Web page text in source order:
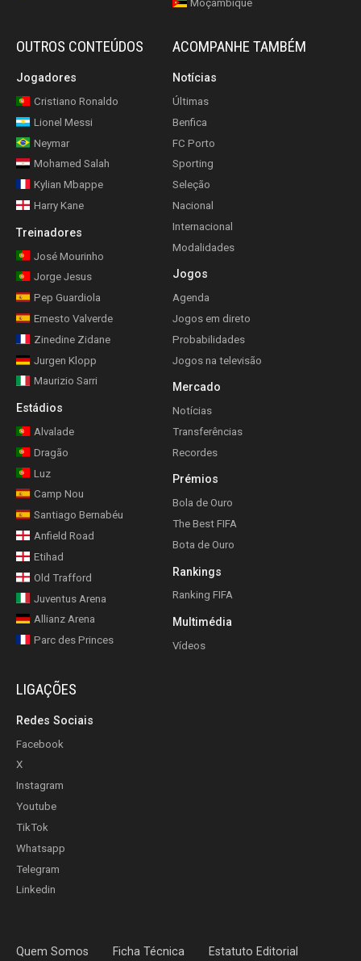
Moçambique
OUTROS CONTEÚDOS
Jogadores
Cristiano Ronaldo
Lionel Messi
Neymar
Mohamed Salah
Kylian Mbappe
Harry Kane
Treinadores
José Mourinho
Jorge Jesus
Pep Guardiola
Ernesto Valverde
Zinedine Zidane
Jurgen Klopp
Maurizio Sarri
Estádios
Alvalade
Dragão
Luz
Camp Nou
Santiago Bernabéu
Anfield Road
Etihad
Old Trafford
Juventus Arena
Allianz Arena
Parc des Princes
ACOMPANHE TAMBÉM
Notícias
Últimas
Benfica
FC Porto
Sporting
Seleção
Nacional
Internacional
Modalidades
Jogos
Agenda
Jogos em direto
Probabilidades
Jogos na televisão
Mercado
Notícias
Transferências
Recordes
Prémios
Bola de Ouro
The Best FIFA
Bota de Ouro
Rankings
Ranking FIFA
Multimédia
Vídeos
LIGAÇÕES
Redes Sociais
Facebook
X
Instagram
Youtube
TikTok
Whatsapp
Telegram
Linkedin
Quem Somos Ficha Técnica Estatuto Editorial